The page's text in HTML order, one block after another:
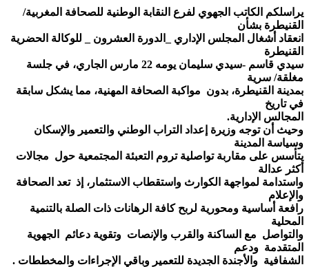
يراسلكم الكاتب الجهوي لفرع النقابة الوطنية للصحافة المغربية/
القنيطرة بشأن
انعقاد أشغال المجلس الإداري _الدورة العشرون _ للوكالة الحضرية
القنيطرة
سيدي قاسم -سيدي سليمان يومه 22 مارس الجاري، في جلسة
مغلقة/ سرية
بمدينة القنيطرة، بدون مواكبة الصحافة المهنية، مما يشكل سابقة
في تاريخ
المجالس الإدارية.
وحيث أن توجه وزيرة إعداد التراب الوطني والتعمير والإسكان
وسياسة المدينة
يتأسس على مقاربة تواصلية تروم التعبئة المجتمعية حول مجالات
أكثر عدالة
واستدامة لمواجهة الكوارث واستقطاب الاستثمار، إذ تعد الصحافة
والإعلام
رافعة أساسية ومحورية لربح كافة الرهانات ذات الصلة بالتنمية
المحلية
والتواصل مع الساكنة والقرب والإنصات وتقوية دعائم الجهوية
المتقدمة ودعم
الشفافية والأجندة الجديدة للتعمير وباقي الإجراءات والمخططات .